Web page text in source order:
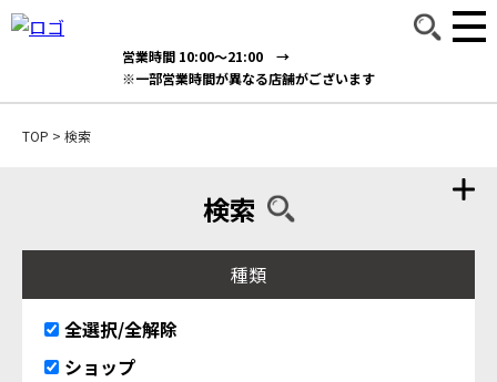
営業時間 10:00～21:00 →
※一部営業時間が異なる店舗がございます
TOP > 検索
検索
種類
全選択/全解除
ショップ